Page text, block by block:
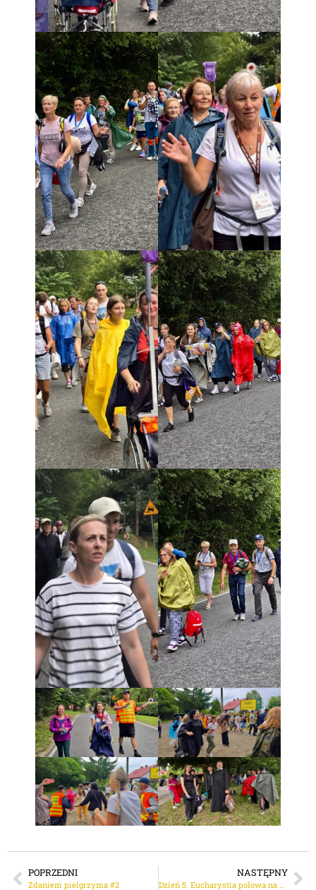
POPRZEDNI
Zdaniem pielgrzyma #2
NASTĘPNY
Dzień 5. Eucharystia polowa na stadionie